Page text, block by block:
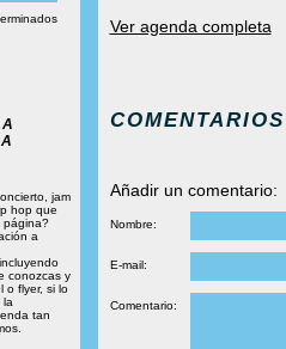
jam
hop que
página?
a
conozcas y
o flyer, si lo
la
tan
Ver agenda completa
COMENTARIOS
Añadir un comentario:
Nombre:
E-mail:
Comentario: